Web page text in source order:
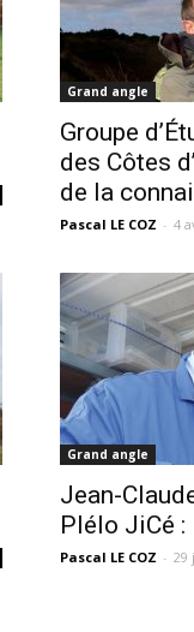
Grand angle
Groupe
des Côtes
de la
Pascal LE COZ - 4
Grand angle
Jean-
Plélo JiCé
Pascal LE COZ - 29